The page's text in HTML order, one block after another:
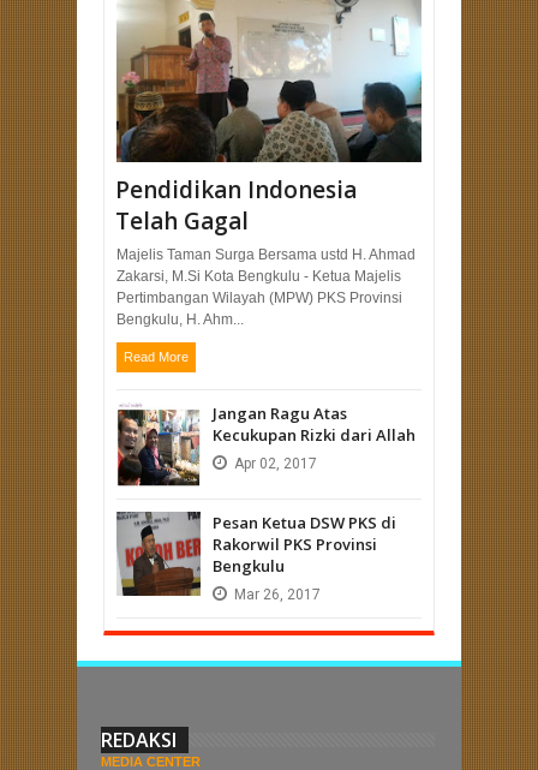
Pendidikan Indonesia
Telah Gagal
Majelis Taman Surga Bersama ustd H. Ahmad
Zakarsi, M.Si Kota Bengkulu - Ketua Majelis
Pertimbangan Wilayah (MPW) PKS Provinsi
Bengkulu, H. Ahm...
Read More
Jangan Ragu Atas
Kecukupan Rizki dari Allah
Apr 02, 2017
Pesan Ketua DSW PKS di
Rakorwil PKS Provinsi
Bengkulu
Mar 26, 2017
REDAKSI
MEDIA CENTER